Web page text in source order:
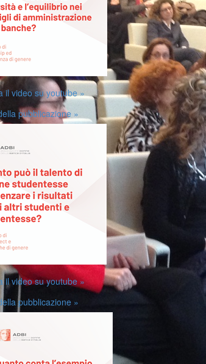
il video su youtube »
pubblicazione »
il video su youtube »
pubblicazione »